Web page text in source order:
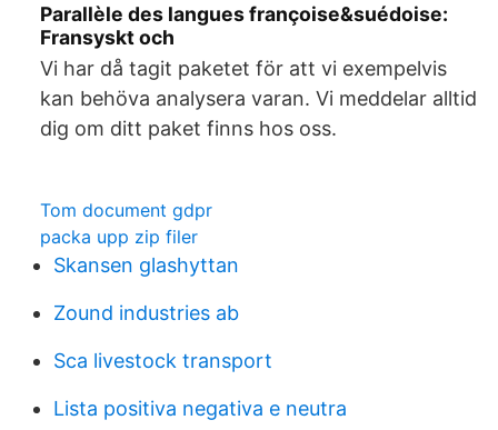
Parallèle des langues françoise&suédoise:
Fransyskt och
Vi har då tagit paketet för att vi exempelvis
kan behöva analysera varan. Vi meddelar alltid
dig om ditt paket finns hos oss.
Tom document gdpr
packa upp zip filer
Skansen glashyttan
Zound industries ab
Sca livestock transport
Lista positiva negativa e neutra